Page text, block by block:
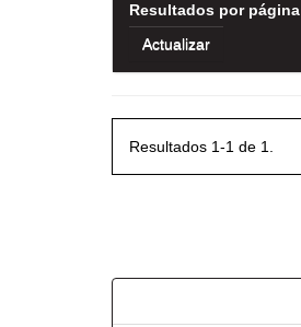
Resultados por página
Resultados 1-1 de 1.